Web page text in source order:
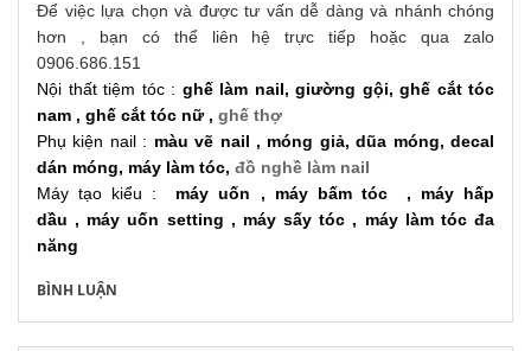
Để việc lựa chọn và được tư vấn dễ dàng và nhánh chóng
hơn , bạn có thể liên hệ trực tiếp hoặc qua zalo
0906.686.151
Nội thất tiệm tóc : ghế làm nail, giường gội, ghế cắt tóc
nam , ghế cắt tóc nữ, ghế thợ
Phụ kiện nail : màu vẽ nail , móng giả,dũa móng,decal
dán móng, máy làm tóc, đồ nghề làm nail
Máy tạo kiểu : máy uốn , máy bấm tóc, máy hấp
dầu , máy uốn setting , máy sấy tóc , máy làm tóc đa
năng
BÌNH LUẬN